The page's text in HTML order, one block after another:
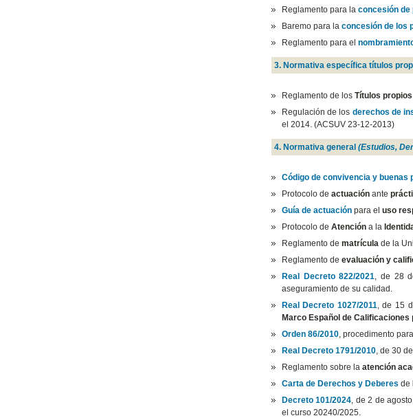
Reglamento para la concesión
Baremo para la concesión de los
Reglamento para el
3. Normativa específica títulos
Reglamento de los Títulos
Regulación de los derechos de
el 2014. (ACSUV 23-12-2013)
4. Normativa general (Estudios,
Código de convivencia y buenas
Protocolo de actuaciónante
Guía de actuaciónpara el uso
Protocolo de Atencióna la
Reglamento de matrículade la
Reglamento de evaluación y
Real Decreto 822/2021, de 28
aseguramiento de su calidad.
Real Decreto 1027/2011, de 15
Marco Español de Calificaciones
Orden 86/2010, procedimento
Real Decreto 1791/2010, de 30
Reglamento sobre la atención
Carta de Derechos y Deberes de
Decreto 101/2024, de 2 de
el curso 20240/2025.